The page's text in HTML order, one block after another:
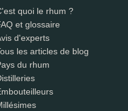
quoi le rhum ?
et glossaire
d'experts
les articles de blog
du rhum